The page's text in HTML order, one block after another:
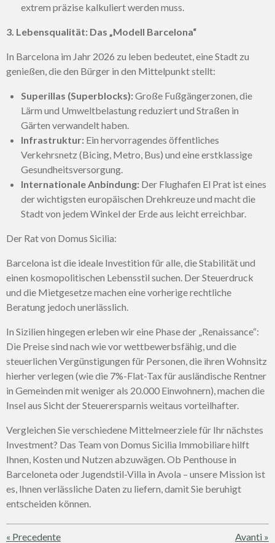
extrem präzise kalkuliert werden muss.
3. Lebensqualität: Das „Modell Barcelona“
In Barcelona im Jahr 2026 zu leben bedeutet, eine Stadt zu
genießen, die den Bürger in den Mittelpunkt stellt:
Superillas (Superblocks):Große Fußgängerzonen, die
Lärm und Umweltbelastung reduziert und Straßen in
Gärten verwandelt haben.
Infrastruktur: Ein hervorragendes öffentliches
Verkehrsnetz (Bicing, Metro, Bus) und eine erstklassige
Gesundheitsversorgung.
Internationale Anbindung: Der Flughafen El Prat ist eines
der wichtigsten europäischen Drehkreuze und macht die
Stadt von jedem Winkel der Erde aus leicht erreichbar.
Der Rat von Domus Sicilia:
Barcelona ist die ideale Investition für alle, die Stabilität und
einen kosmopolitischen Lebensstil suchen. Der Steuerdruck
und die Mietgesetze machen eine vorherige rechtliche
Beratung jedoch unerlässlich.
In Sizilien hingegen erleben wir eine Phase der „Renaissance“:
Die Preise sind nach wie vor wettbewerbsfähig, und die
steuerlichen Vergünstigungen für Personen, die ihren Wohnsitz
hierher verlegen (wie die 7%-Flat-Tax für ausländische Rentner
in Gemeinden mit weniger als 20.000 Einwohnern), machen die
Insel aus Sicht der Steuerersparnis weitaus vorteilhafter.
Vergleichen Sie verschiedene Mittelmeerziele für Ihr nächstes
Investment? Das Team von Domus Sicilia Immobiliare hilft
Ihnen, Kosten und Nutzen abzuwägen. Ob Penthouse in
Barceloneta oder Jugendstil-Villa in Avola – unsere Mission ist
es, Ihnen verlässliche Daten zu liefern, damit Sie beruhigt
entscheiden können.
« Precedente Avanti »